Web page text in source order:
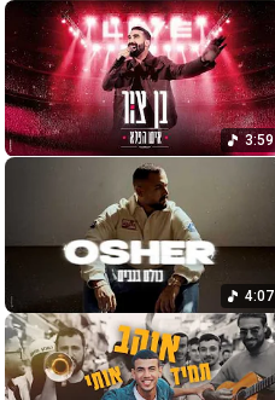
3:59
4:07